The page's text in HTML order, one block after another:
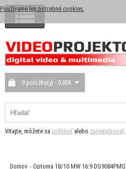
0 položka(y) - 0,00€
Vitajte, môžete sa prihlásiť alebo zaregistrovať.
Používame len potrebné cookies.
Domov » Optoma 18/10 MW 16:9 DS9084PMG